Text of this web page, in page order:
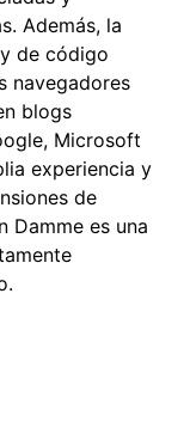
Además, la
de código
navegadores
blogs
Microsoft
experiencia y
de
Damme es una